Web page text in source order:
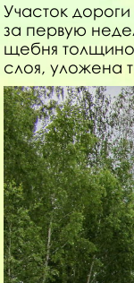
Участок
за первую
щебня
слоя, уложена